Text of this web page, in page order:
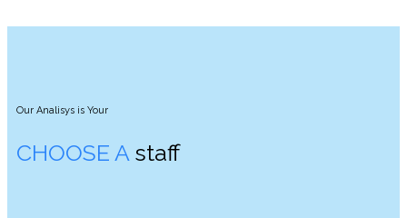
Our Analisys is Your
CHOOSE A staff